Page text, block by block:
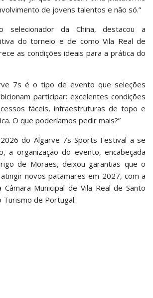
de jovens talentos e não só.”
selecionador da China, destacou a
do torneio e de como Vila Real de
as condições ideais para a prática do
7s é o tipo de evento que seleções
participar: excelentes condições
fáceis, infraestruturas de topo e
O que poderíamos pedir mais?”
do Algarve 7s Sports Festival a se
a organização do evento, encabeçada
de Moraes, deixou garantias que o
novos patamares em 2027, com a
Câmara Municipal de Vila Real de Santo
Turismo de Portugal.